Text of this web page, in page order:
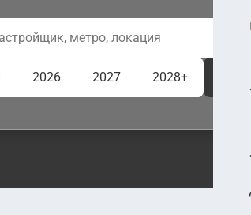
2026 2027 2028+